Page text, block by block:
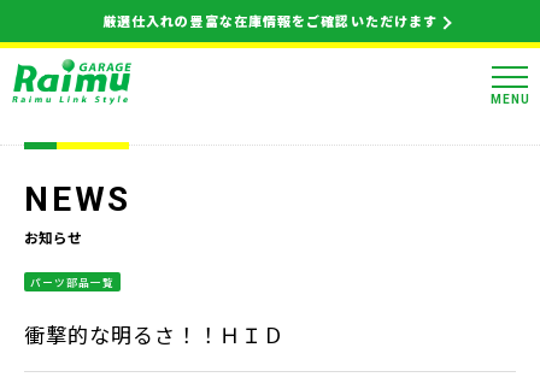
厳選仕入れの豊富な在庫情報をご確認いただけます
MENU
NEWS
お知らせ
パーツ部品一覧
衝撃的な明るさ！！ＨＩＤ